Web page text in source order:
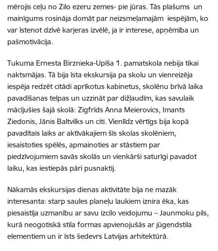
mērojis ceļu no Zilo ezeru zemes- pie jūras. Tās plašums un
mainīgums rosināja domāt par neizsmeļamajām iespējām, ko
var īstenot dzīvē karjeras izvēlē, ja ir interese, apņēmība un
pašmotivācija.
Tukuma Ernesta Birznieka-Upīša 1. pamatskola nebija tikai
naktsmājas. Tā bija īsta ekskursija pa skolu un vienreizēja
iespēja redzēt citādi aprīkotus kabinetus, skolēnu brīvā laika
pavadīšanas telpas un uzzināt par dižļaudīm, kas savulaik
mācījušies šajā skolā: Zigfrīds Anna Meierovics, Imants
Ziedonis, Jānis Baltvilks un citi. Vienlīdz vērtīgs bija kopā
pavadītais laiks ar aktīvākajiem šīs skolas skolēniem,
iesaistoties spēlēs, apmainoties ar stāstiem par
piedzīvojumiem savās skolās un vienkārši saturīgi pavadot
laiku, kas iestiepās pāri pusnaktij.
Nākamās ekskursijas dienas aktivitāte bija ne mazāk
interesanta: starp saules planeļu laukiem iznira ēka, kas
piesaistīja uzmanību ar savu izcilo veidojumu – Jaunmoku pils,
kurā neogotiskā stila formas apvienojušās ar jūgendstila
elementiem un ir īsts šedevrs Latvijas arhitektūrā.